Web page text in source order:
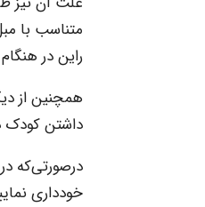
متناسب با
راین در
همچنین از
داشتن کودک
درصورتی‌که
خودداری